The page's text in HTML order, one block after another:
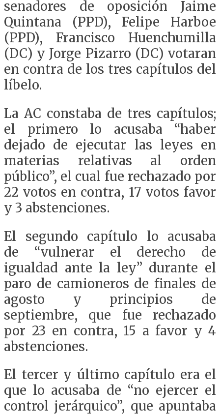
senadores de oposición Jaime
Quintana (PPD), Felipe Harboe
(PPD), Francisco Huenchumilla
(DC) y Jorge Pizarro (DC) votaran
en contra de los tres capítulos del
líbelo.
La AC constaba de tres capítulos;
el primero lo acusaba “haber
dejado de ejecutar las leyes en
materias relativas al orden
público”, el cual fue rechazado por
22 votos en contra, 17 votos favor
y 3 abstenciones.
El segundo capítulo lo acusaba
de “vulnerar el derecho de
igualdad ante la ley” durante el
paro de camioneros de finales de
agosto y principios de
septiembre, que fue rechazado
por 23 en contra, 15 a favor y 4
abstenciones.
El tercer y último capítulo era el
que lo acusaba de “no ejercer el
control jerárquico”, que apuntaba